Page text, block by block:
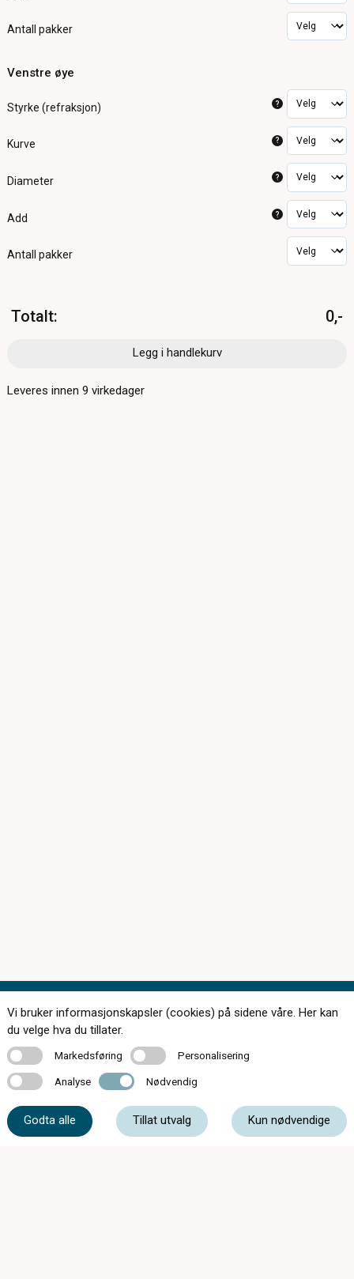
Antall pakker
Venstre øye
Styrke (refraksjon) ?
Kurve ?
Diameter ?
Add ?
Antall pakker
Totalt: 0,-
Legg i handlekurv
Leveres innen9 virkedager
Kontakt oss
Vi bruker informasjonskapsler (cookies) på sidene våre. Her kan
du velge hva du tillater.
MarkedsføringMarkedsføring PersonaliseringPersonalisering
Analyse Analyse Nødvendig Nødvendig
Godta alle Tillat utvalg Kun nødvendige